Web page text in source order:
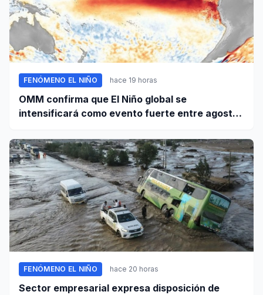
FENÓMENO EL NIÑO hace 19 horas
OMM confirma que El Niño global se
intensificará como evento fuerte entre agosto
FENÓMENO EL NIÑO hace 20 horas
Sector empresarial expresa disposición de